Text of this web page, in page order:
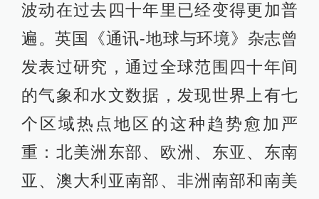
波动在过去四十年里已经变得更加普
遍。英国《通讯-地球与环境》杂志曾
发表过研究，通过全球范围四十年间
的气象和水文数据，发现世界上有七
个区域热点地区的这种趋势愈加严
重：北美洲东部、欧洲、东亚、东南
亚、澳大利亚南部、非洲南部和南美